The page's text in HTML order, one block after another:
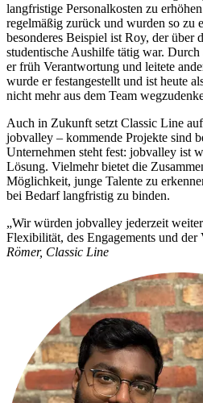
langfristige Personalkosten zu
regelmäßig zurück und wurden so zu
besonderes Beispiel ist Roy, der über
studentische Aushilfe tätig war.
er früh Verantwortung und leitete
wurde er festangestellt und ist heute
nicht mehr aus dem Team
Auch in Zukunft setzt Classic Line
jobvalley – kommende Projekte sind
Unternehmen steht fest: jobvalley ist
Lösung. Vielmehr bietet die
Möglichkeit, junge Talente zu
bei Bedarf langfristig zu binden.
„Wir würden jobvalley jederzeit
Flexibilität, des Engagements und der
Römer, Classic Line